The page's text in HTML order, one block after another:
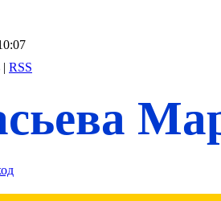
| RSS